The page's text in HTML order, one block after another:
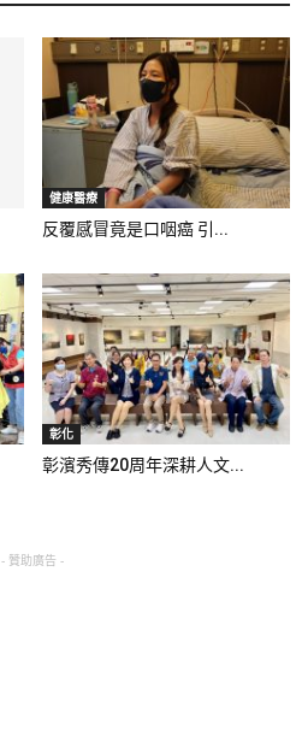
健康醫療
反覆感冒竟是口咽癌 引...
彰化
彰濱秀傳20周年深耕人文...
- 贊助廣告 -